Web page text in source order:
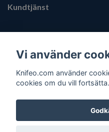
Kundtjänst
Fotmeny
Vi använder
Knifeo.com använder
cookies om du vill fortsätta.